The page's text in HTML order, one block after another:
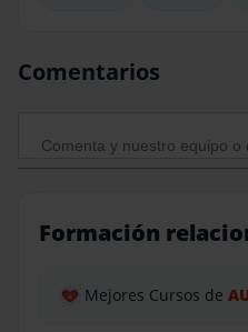
Comentarios
Formación
Mejores Cursos de